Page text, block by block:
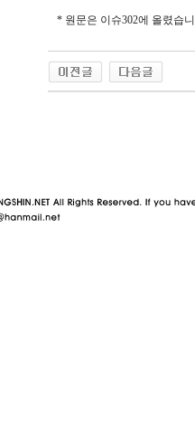
* 원문은 이슈302에 올렸습